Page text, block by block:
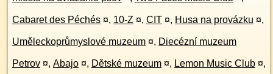
Cabaret des Péchés ¤, 10-Z ¤, CIT ¤, Husa na provázku ¤,
Uměleckoprůmyslové muzeum ¤, Diecézní muzeum
Petrov ¤, Abajo ¤, Dětské muzeum ¤, Lemon Music Club ¤,